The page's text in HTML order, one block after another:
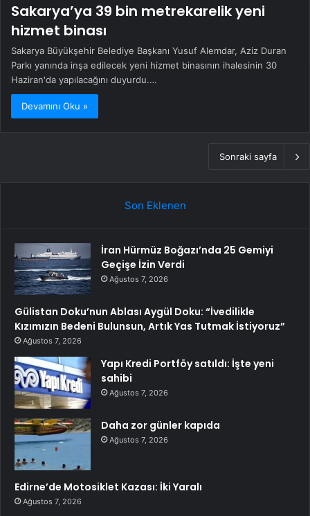
Sakarya’ya 39 bin metrekarelik yeni
hizmet binası
Sakarya Büyükşehir Belediye Başkanı Yusuf Alemdar, Aziz Duran
Parkı yanında inşa edilecek yeni hizmet binasının ihalesinin 30
Haziran'da yapılacağını duyurdu.…
Devamını Oku »
Sonraki sayfa
Son Eklenen
İran Hürmüz Boğazı’nda 25 Gemiyi
Geçişe İzin Verdi
Ağustos 7, 2026
Gülistan Doku’nun Ablası Aygül Doku: “İvedilikle
Kızımızın Bedeni Bulunsun, Artık Yas Tutmak İstiyoruz”
Ağustos 7, 2026
Yapı Kredi Portföy satıldı: İşte yeni
sahibi
Ağustos 7, 2026
Daha zor günler kapıda
Ağustos 7, 2026
Edirne’de Motosiklet Kazası: İki Yaralı
Ağustos 7, 2026